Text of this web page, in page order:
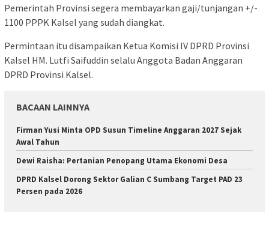
Pemerintah Provinsi segera membayarkan gaji/tunjangan +/-
1100 PPPK Kalsel yang sudah diangkat.
Permintaan itu disampaikan Ketua Komisi IV DPRD Provinsi
Kalsel HM. Lutfi Saifuddin selalu Anggota Badan Anggaran
DPRD Provinsi Kalsel.
BACAAN LAINNYA
Firman Yusi Minta OPD Susun Timeline Anggaran 2027 Sejak
Awal Tahun
Dewi Raisha: Pertanian Penopang Utama Ekonomi Desa
DPRD Kalsel Dorong Sektor Galian C Sumbang Target PAD 23
Persen pada 2026